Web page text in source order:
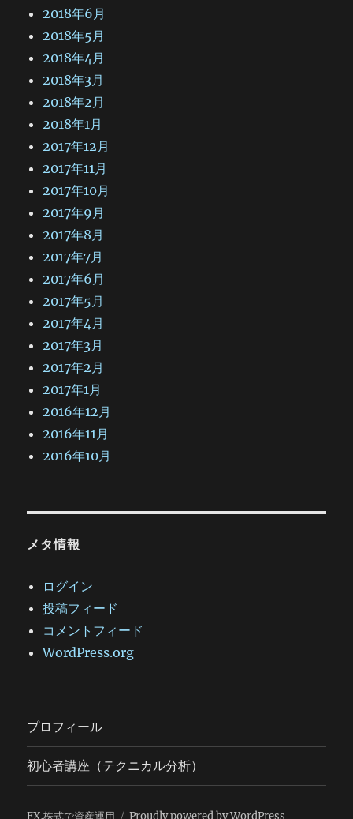
2018年6月
2018年5月
2018年4月
2018年3月
2018年2月
2018年1月
2017年12月
2017年11月
2017年10月
2017年9月
2017年8月
2017年7月
2017年6月
2017年5月
2017年4月
2017年3月
2017年2月
2017年1月
2016年12月
2016年11月
2016年10月
メタ情報
ログイン
投稿フィード
コメントフィード
WordPress.org
プロフィール
初心者講座（テクニカル分析）
FX,株式で資産運用 Proudly powered by WordPress